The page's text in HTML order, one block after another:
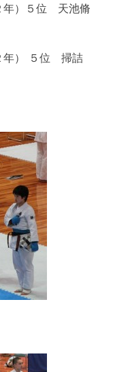
）５位 天池脩
） ５位 掃詰